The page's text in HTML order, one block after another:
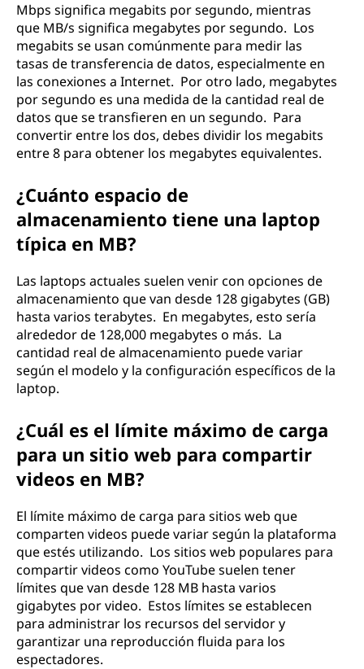
Mbps significa megabits por segundo, mientras
que MB/s significa megabytes por segundo. Los
megabits se usan comúnmente para medir las
tasas de transferencia de datos, especialmente en
las conexiones a Internet. Por otro lado, megabytes
por segundo es una medida de la cantidad real de
datos que se transfieren en un segundo. Para
convertir entre los dos, debes dividir los megabits
entre 8 para obtener los megabytes equivalentes.
¿Cuánto espacio de
almacenamiento tiene una laptop
típica en MB?
Las laptops actuales suelen venir con opciones de
almacenamiento que van desde 128 gigabytes (GB)
hasta varios terabytes. En megabytes, esto sería
alrededor de 128,000 megabytes o más. La
cantidad real de almacenamiento puede variar
según el modelo y la configuración específicos de la
laptop.
¿Cuál es el límite máximo de carga
para un sitio web para compartir
videos en MB?
El límite máximo de carga para sitios web que
comparten videos puede variar según la plataforma
que estés utilizando. Los sitios web populares para
compartir videos como YouTube suelen tener
límites que van desde 128 MB hasta varios
gigabytes por video. Estos límites se establecen
para administrar los recursos del servidor y
garantizar una reproducción fluida para los
espectadores.